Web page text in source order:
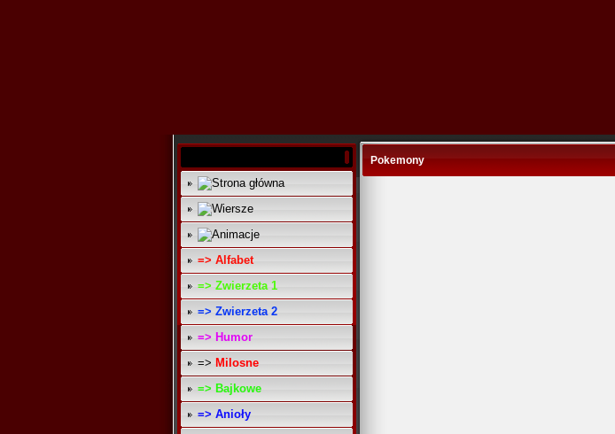
=> Alfabet
=> Zwierzeta 1
=> Zwierzeta 2
=> Humor
=> Milosne
=> Bajkowe
=> Anioły
Pokemony